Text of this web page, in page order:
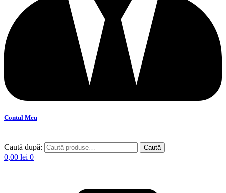
Contul Meu
Caută după: Caută
0,00 lei 0